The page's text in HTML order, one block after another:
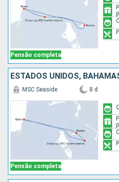
Pensão completa
ESTADOS UNIDOS,
Pensão completa
MSC Seaside 8 d